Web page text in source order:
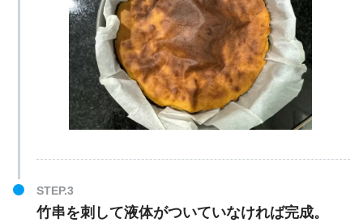
竹串を刺して液体がついていなければ完成。